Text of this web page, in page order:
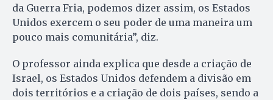
da Guerra Fria, podemos dizer assim, os Estados
Unidos exercem o seu poder de uma maneira um
pouco mais comunitária”, diz.
O professor ainda explica que desde a criação de
Israel, os Estados Unidos defendem a divisão em
dois territórios e a criação de dois países, sendo a